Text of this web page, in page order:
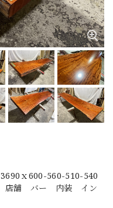
ｘ600-560-510-540
店舗 バー 内装 イン